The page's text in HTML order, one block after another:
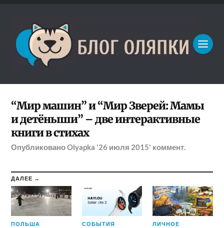
“Мир машин” и “Мир Зверей: Мамы
и детёныши” – две интерактивные
книги в стихах
ОпубликованоOlyapka '26 июля 2015' коммент.
ДАЛЕЕ →
ПОЛЬША СОБЫТИЯ ЛИЧНОЕ